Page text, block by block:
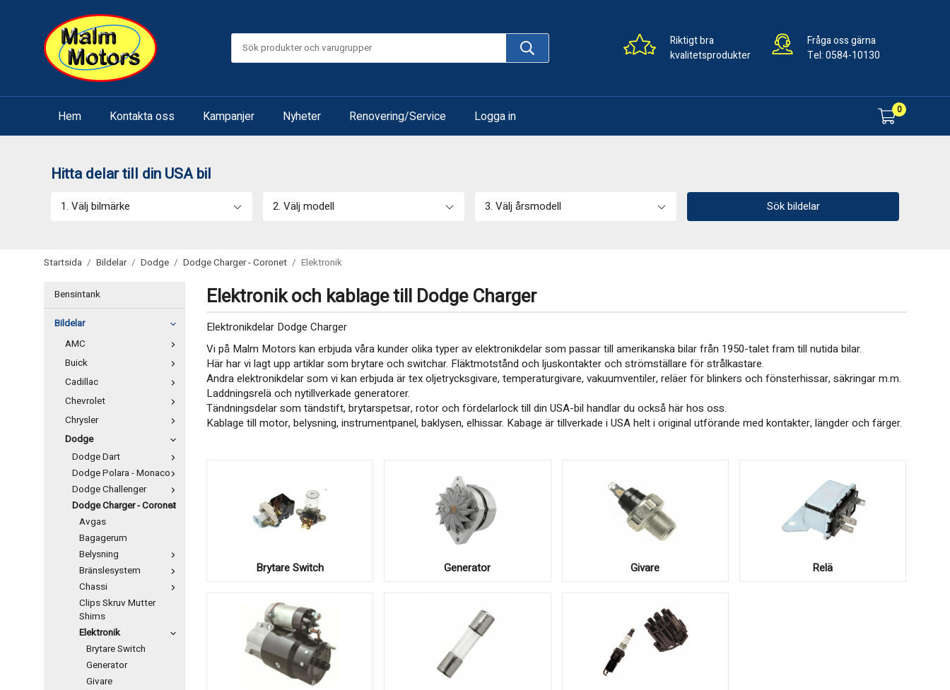
Riktigt bra
kvalitetsprodukter
Fråga oss gärna
Tel:0584-10130
Hem Kontakta oss Kampanjer Nyheter Renovering/Service Logga in 0
Hitta delar till din USA bil
1. Välj bilmärke 2. Välj modell 3. Välj årsmodell Sök bildelar
Startsida / Bildelar / Dodge / Dodge Charger - Coronet / Elektronik
Bensintank
Bildelar
AMC
Buick
Cadillac
Chevrolet
Chrysler
Dodge
Dodge Dart
Dodge Polara - Monaco
Dodge Challenger
Dodge Charger - Coronet
Avgas
Bagagerum
Belysning
Bränslesystem
Chassi
Clips Skruv Mutter
Shims
Elektronik
Brytare Switch
Generator
Givare
Elektronik och kablage till Dodge Charger
Elektronikdelar Dodge Charger
Vi på Malm Motors kan erbjuda våra kunder olika typer av elektronikdelar som passar till amerikanska bilar från 1950-talet fram till nutida bilar.
Här har vi lagt upp artiklar som brytare och switchar. Fläktmotstånd och ljuskontakter och strömställare för strålkastare.
Andra elektronikdelar som vi kan erbjuda är tex oljetrycksgivare, temperaturgivare, vakuumventiler, reläer för blinkers och fönsterhissar, säkringar m.m.
Laddningsrelä och nytillverkade generatorer.
Tändningsdelar som tändstift, brytarspetsar, rotor och fördelarlock till din USA-bil handlar du också här hos oss.
Kablage till motor, belysning, instrumentpanel, baklysen, elhissar. Kabage är tillverkade i USA helt i original utförande med kontakter, längder och färger.
Brytare Switch Generator Givare Relä